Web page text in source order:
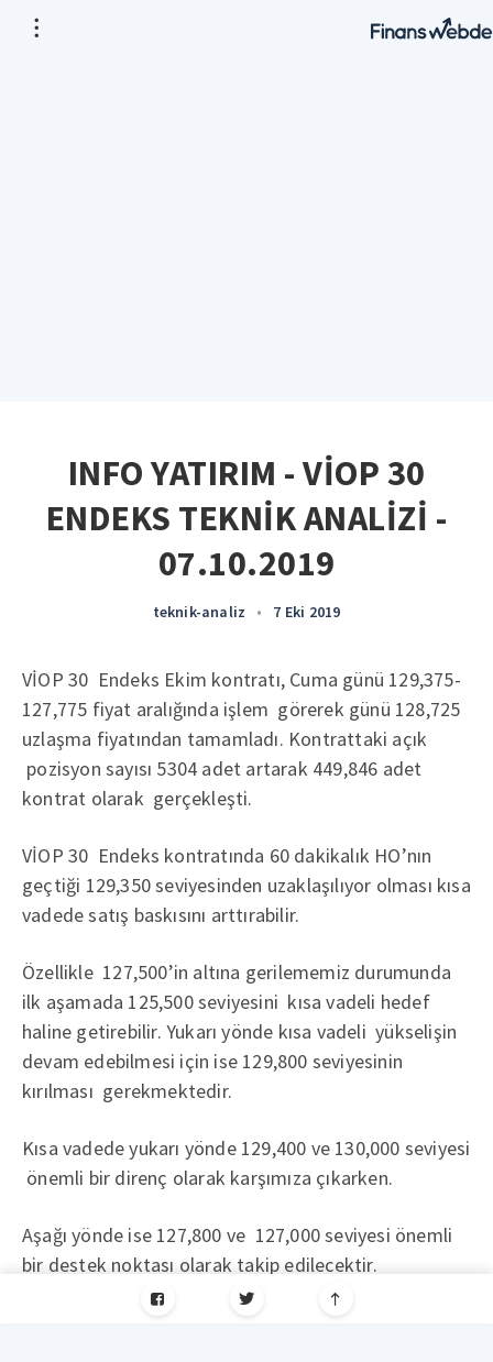
INFO YATIRIM - VİOP 30
ENDEKS TEKNİK ANALİZİ -
07.10.2019
teknik-analiz • 7 Eki 2019
VİOP 30 Endeks Ekim kontratı, Cuma günü 129,375-
127,775 fiyat aralığında işlem görerek günü 128,725
uzlaşma fiyatından tamamladı. Kontrattaki açık
pozisyon sayısı 5304 adet artarak 449,846 adet
kontrat olarak gerçekleşti.
VİOP 30 Endeks kontratında 60 dakikalık HO’nın
geçtiği 129,350 seviyesinden uzaklaşılıyor olması kısa
vadede satış baskısını arttırabilir.
Özellikle 127,500’in altına gerilememiz durumunda
ilk aşamada 125,500 seviyesini kısa vadeli hedef
haline getirebilir. Yukarı yönde kısa vadeli yükselişin
devam edebilmesi için ise 129,800 seviyesinin
kırılması gerekmektedir.
Kısa vadede yukarı yönde 129,400 ve 130,000 seviyesi
önemli bir direnç olarak karşımıza çıkarken.
Aşağı yönde ise 127,800 ve 127,000 seviyesi önemli
bir destek noktası olarak takip edilecektir.